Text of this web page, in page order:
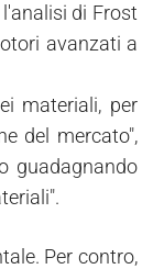
l'analisi di Frost
avanzati a
materiali, per
del mercato",
guadagnando
Per contro,